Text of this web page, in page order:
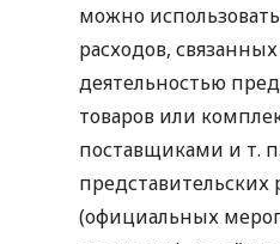
можно
расходов,
деятельностью
товаров или
поставщиками и т. п.
представительских
(официальных